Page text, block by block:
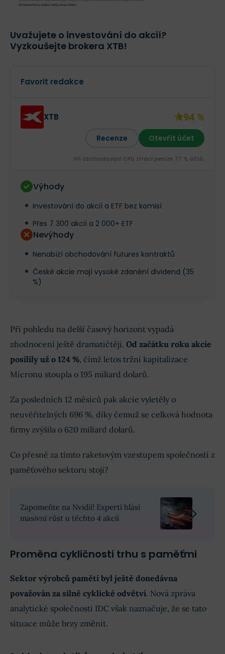
Uvažujete o investování do akcií?
Vyzkoušejte brokera XTB!
Favorit redakce
XTB 94 %
Recenze Otevřít účet
Při obchodování CFD ztrácí peníze 77 % účtů.
Výhody
Investování do akcií a ETF bez komisí
Přes 7 300 akcií a 2 000+ ETF
Nevýhody
Nenabízí obchodování futures kontraktů
České akcie mají vysoké zdanění dividend (35
%)
Při pohledu na delší časový horizont vypadá
zhodnocení ještě dramatičtěji. Od začátku roku akcie
posílily už o 124 %, čímž letos tržní kapitalizace
Micronu stoupla o 195 miliard dolarů.
Za posledních 12 měsíců pak akcie vyletěly o
neuvěřitelných 696 %, díky čemuž se celková hodnota
firmy zvýšila o 620 miliard dolarů.
Co přesně za tímto raketovým vzestupem společností z
paměťového sektoru stojí?
Zapomeňte na Nvidii! Experti hlásí
masivní růst u těchto 4 akcií
Proměna cykličnosti trhu s paměťmi
Sektor výrobců pamětí byl ještě donedávna
považován za silně cyklické odvětví. Nová zpráva
analytické společnosti IDC však naznačuje, že se tato
situace může brzy změnit.